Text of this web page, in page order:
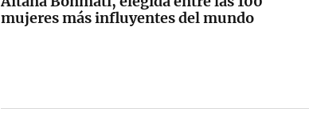
mujeres más influyentes del mundo